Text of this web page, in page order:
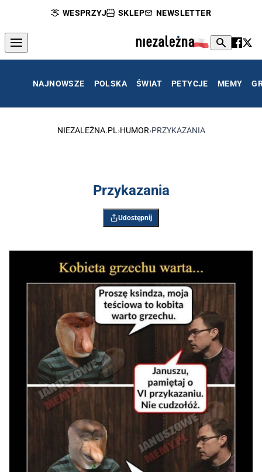
WESPRZYJ SKLEP NEWSLETTER
NAJNOWSZE POLSKA ŚWIAT PETYCJE MEMY
NIEZALEŻNA.PL ›HUMOR›PRZYKAZANIA
Przykazania
Udostępnij